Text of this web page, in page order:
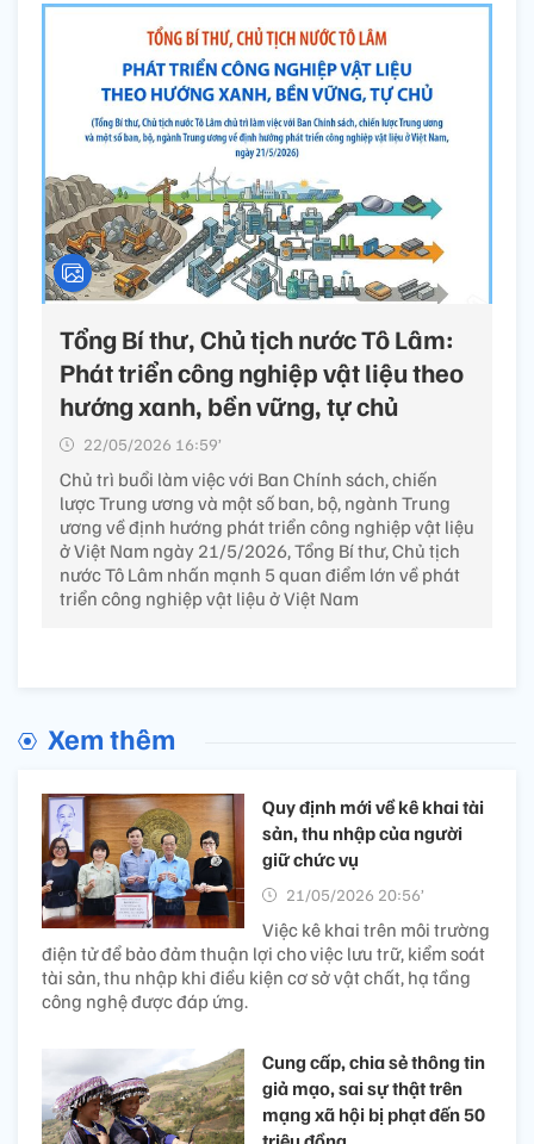
Tổng Bí thư, Chủ tịch nước Tô Lâm:
Phát triển công nghiệp vật liệu theo
hướng xanh, bền vững, tự chủ
22/05/2026 16:59’
Chủ trì buổi làm việc với Ban Chính sách, chiến
lược Trung ương và một số ban, bộ, ngành Trung
ương về định hướng phát triển công nghiệp vật liệu
ở Việt Nam ngày 21/5/2026, Tổng Bí thư, Chủ tịch
nước Tô Lâm nhấn mạnh 5 quan điểm lớn về phát
triển công nghiệp vật liệu ở Việt Nam
Xem thêm
Quy định mới về kê khai tài
sản, thu nhập của người
giữ chức vụ
21/05/2026 20:56’
Việc kê khai trên môi trường
điện tử để bảo đảm thuận lợi cho việc lưu trữ, kiểm soát
tài sản, thu nhập khi điều kiện cơ sở vật chất, hạ tầng
công nghệ được đáp ứng.
Cung cấp, chia sẻ thông tin
giả mạo, sai sự thật trên
mạng xã hội bị phạt đến 50